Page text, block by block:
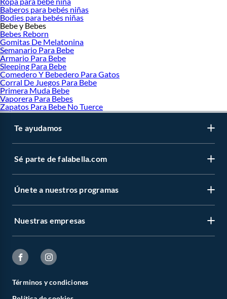
Baberos para bebés niñas
Bodies para bebés niñas
Bebe y Bebes
Bebes Reborn
Gomitas De Melatonina
Semanario Para Bebe
Armario Para Bebe
Sleeping Para Bebe
Comedero Y Bebedero Para Gatos
Corral De Juegos Para Bebe
Primera Muda Bebe
Vaporera Para Bebes
Zapatos Para Bebe No Tuerce
Te ayudamos
Sé parte de falabella.com
Únete a nuestros programas
Nuestras empresas
Términos y condiciones